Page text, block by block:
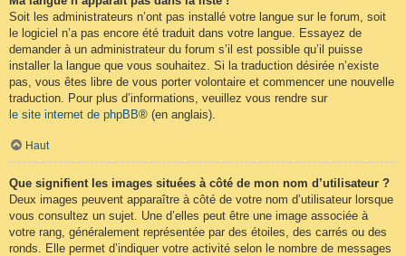
Soit les administrateurs n’ont pas installé votre langue sur le forum, soit
le logiciel n’a pas encore été traduit dans votre langue. Essayez de
demander à un administrateur du forum s’il est possible qu’il puisse
installer la langue que vous souhaitez. Si la traduction désirée n’existe
pas, vous êtes libre de vous porter volontaire et commencer une nouvelle
traduction. Pour plus d’informations, veuillez vous rendre sur
le site internet de phpBB® (en anglais).
Haut
Que signifient les images situées à côté de mon nom d’utilisateur ?
Deux images peuvent apparaître à côté de votre nom d’utilisateur lorsque
vous consultez un sujet. Une d’elles peut être une image associée à
votre rang, généralement représentée par des étoiles, des carrés ou des
ronds. Elle permet d’indiquer votre activité selon le nombre de messages